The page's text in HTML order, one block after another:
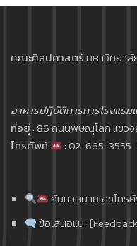
คณะศิลปศาสตร์มหาวิทยาลั
อาคารปฏิบัติการการโรงแรม
ที่อยู่: 86 ถนนพิษณุโลก แขว
โทรศัพท์
: 02-665-3555
ค้นหาหมายเลขโทร
ข้อเสนอแนะ